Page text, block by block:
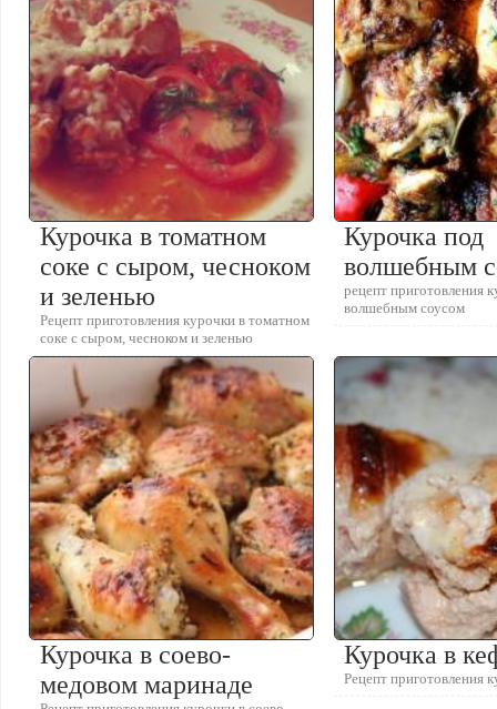
Курочка в томатном
соке с сыром, чесноком
и зеленью
Рецепт приготовления курочки в томатном
соке с сыром, чесноком и зеленью
Курочка под
волшебным
рецепт приготовления
волшебным соусом
Курочка в соево-
медовом маринаде
Курочка в
Рецепт приготовления